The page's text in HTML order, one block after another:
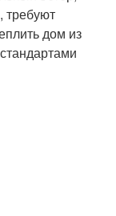
требуют
дом из